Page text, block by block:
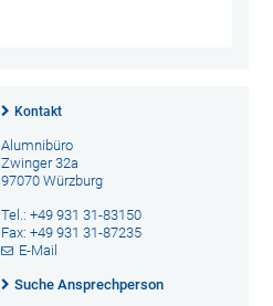
Kontakt
Alumnibüro
Zwinger 32a
97070 Würzburg
Tel.: +49 931 31-83150
Fax: +49 931 31-87235
E-Mail
Suche Ansprechperson